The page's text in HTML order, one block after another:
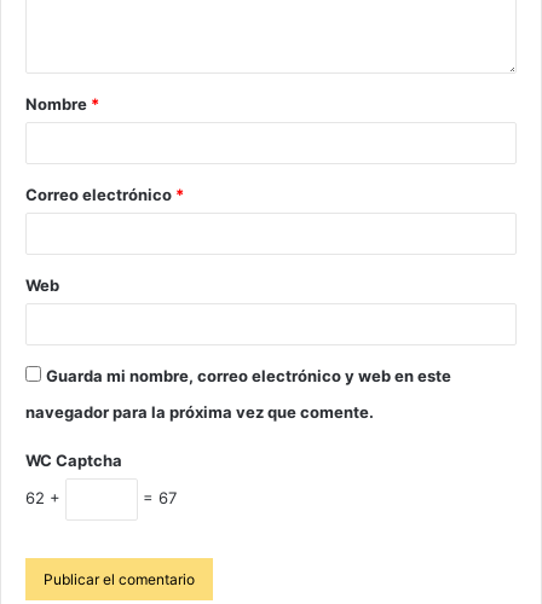
Nombre *
Correo electrónico *
Web
Guarda mi nombre, correo electrónico y web en este
navegador para la próxima vez que comente.
WC Captcha
62 +
= 67